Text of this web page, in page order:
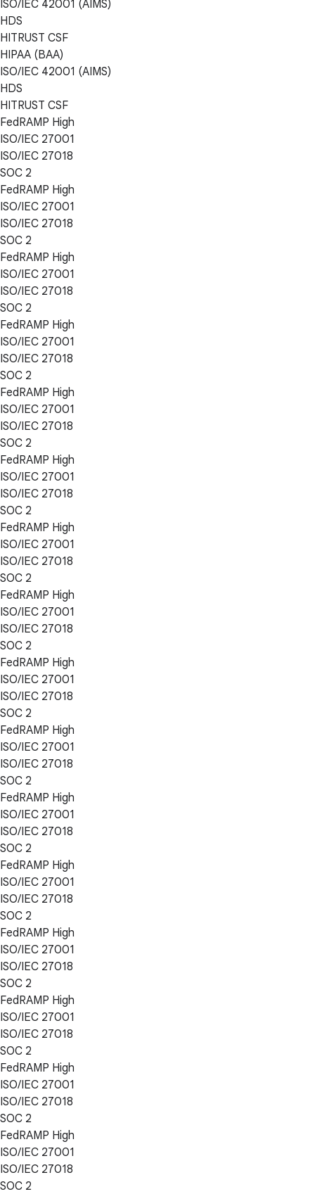
ISO/IEC 42001 (AIMS)
HDS
HITRUST CSF
HIPAA (BAA)
ISO/IEC 42001 (AIMS)
HDS
HITRUST CSF
FedRAMP High
ISO/IEC 27001
ISO/IEC 27018
SOC 2
FedRAMP High
ISO/IEC 27001
ISO/IEC 27018
SOC 2
FedRAMP High
ISO/IEC 27001
ISO/IEC 27018
SOC 2
FedRAMP High
ISO/IEC 27001
ISO/IEC 27018
SOC 2
FedRAMP High
ISO/IEC 27001
ISO/IEC 27018
SOC 2
FedRAMP High
ISO/IEC 27001
ISO/IEC 27018
SOC 2
FedRAMP High
ISO/IEC 27001
ISO/IEC 27018
SOC 2
FedRAMP High
ISO/IEC 27001
ISO/IEC 27018
SOC 2
FedRAMP High
ISO/IEC 27001
ISO/IEC 27018
SOC 2
FedRAMP High
ISO/IEC 27001
ISO/IEC 27018
SOC 2
FedRAMP High
ISO/IEC 27001
ISO/IEC 27018
SOC 2
FedRAMP High
ISO/IEC 27001
ISO/IEC 27018
SOC 2
FedRAMP High
ISO/IEC 27001
ISO/IEC 27018
SOC 2
FedRAMP High
ISO/IEC 27001
ISO/IEC 27018
SOC 2
FedRAMP High
ISO/IEC 27001
ISO/IEC 27018
SOC 2
FedRAMP High
ISO/IEC 27001
ISO/IEC 27018
SOC 2